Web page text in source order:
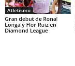
Atletismo
Gran debut de Ronal
Longa y Flor Ruiz en
Diamond League